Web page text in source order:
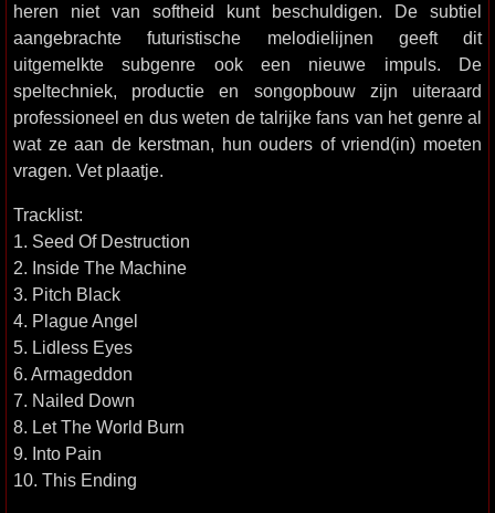
heren niet van softheid kunt beschuldigen. De subtiel
aangebrachte futuristische melodielijnen geeft dit
uitgemelkte subgenre ook een nieuwe impuls. De
speltechniek, productie en songopbouw zijn uiteraard
professioneel en dus weten de talrijke fans van het genre al
wat ze aan de kerstman, hun ouders of vriend(in) moeten
vragen. Vet plaatje.
Tracklist:
1. Seed Of Destruction
2. Inside The Machine
3. Pitch Black
4. Plague Angel
5. Lidless Eyes
6. Armageddon
7. Nailed Down
8. Let The World Burn
9. Into Pain
10. This Ending